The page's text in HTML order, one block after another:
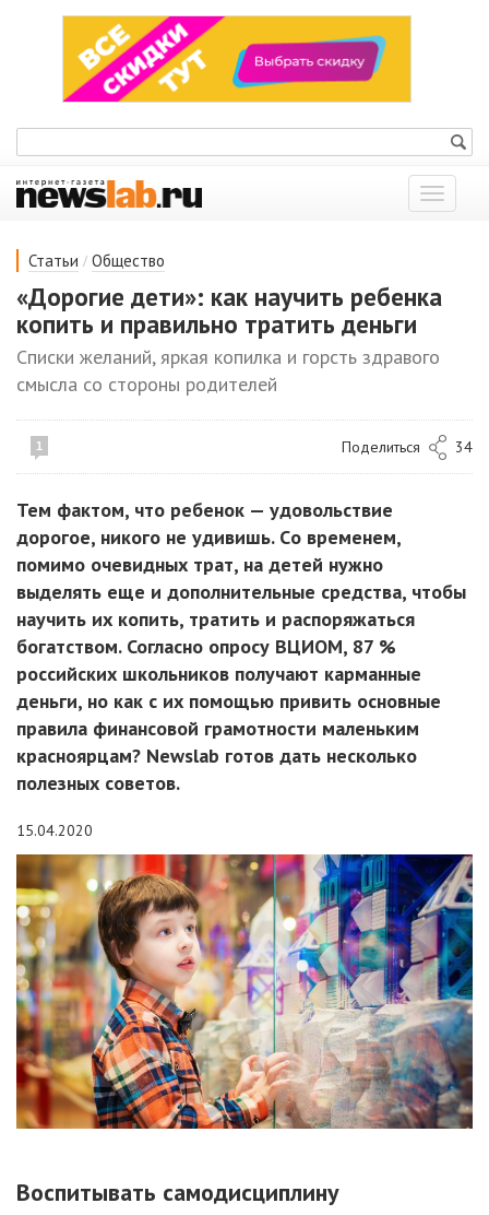
Показать
меню
Статьи / Общество
«Дорогие дети»: как научить ребенка
копить и правильно тратить деньги
Списки желаний, яркая копилка и горсть здравого
смысла со стороны родителей
1 Поделиться 34
Тем фактом, что ребенок — удовольствие
дорогое, никого не удивишь. Cо временем,
помимо очевидных трат, на детей нужно
выделять еще и дополнительные средства, чтобы
научить их копить, тратить и распоряжаться
богатством. Согласно опросу ВЦИОМ, 87 %
российских школьников получают карманные
деньги, но как с их помощью привить основные
правила финансовой грамотности маленьким
красноярцам? Newslab готов дать несколько
полезных советов.
15.04.2020
Воспитывать самодисциплину